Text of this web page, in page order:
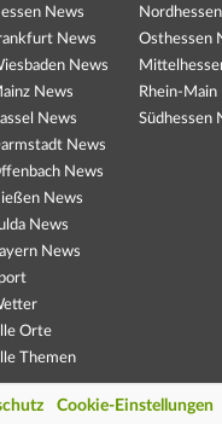
News
News
News
News
News
News
News
News
News
News
Orte
Themen
Osthessen
Rhein-Main
Südhessen
Cookie-Einstellungen